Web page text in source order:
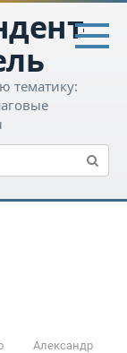
тематику:
Александр